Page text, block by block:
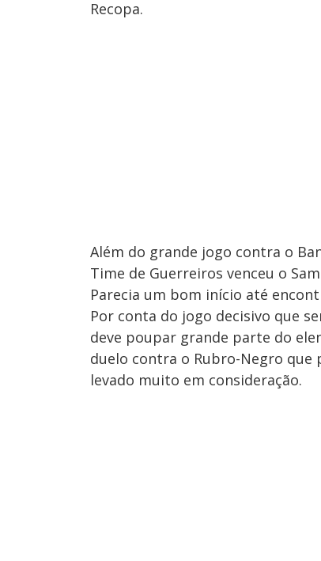
Recopa.
Além do grande jogo contra o
Time de Guerreiros venceu o
Parecia um bom início até
Por conta do jogo decisivo que
deve poupar grande parte do
duelo contra o Rubro-Negro que
levado muito em consideração.